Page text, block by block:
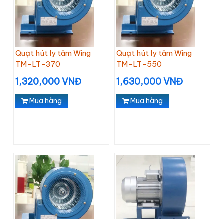
Quạt hút ly tâm Wing
TM-LT-370
1,320,000 VNĐ
Mua hàng
Quạt hút ly tâm Wing
TM-LT-550
1,630,000 VNĐ
Mua hàng